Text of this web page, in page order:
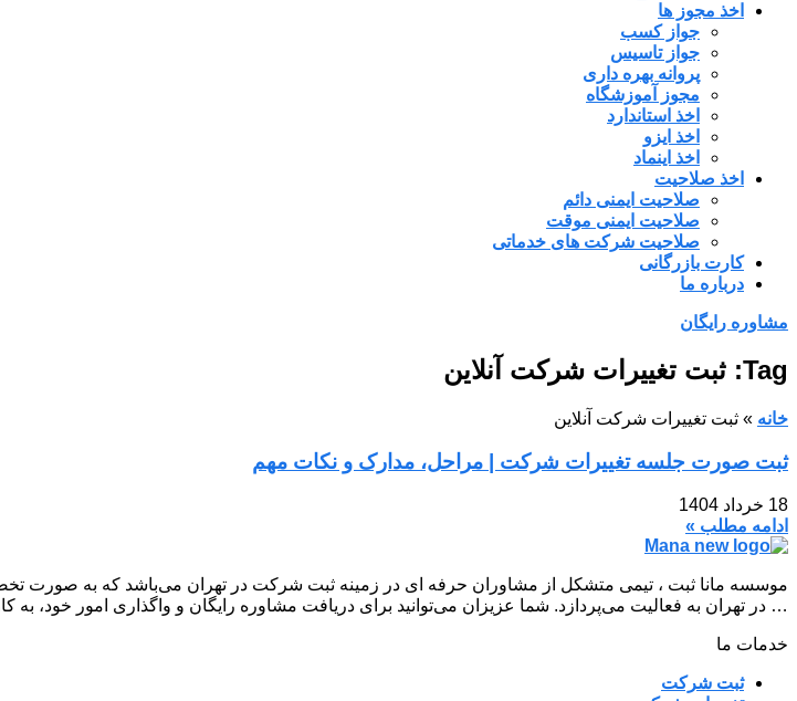
اخذ مجوز ها
جواز کسب
جواز تاسیس
پروانه بهره داری
مجوز آموزشگاه
اخذ استاندارد
اخذ ایزو
اخذ اینماد
اخذ صلاحیت
صلاحیت ایمنی دائم
صلاحیت ایمنی موقت
صلاحیت شرکت های خدماتی
کارت بازرگانی
درباره ما
مشاوره رایگان
Tag: ثبت تغییرات شرکت آنلاین
خانه » ثبت تغییرات شرکت آنلاین
ثبت صورت جلسه تغییرات شرکت | مراحل، مدارک و نکات مهم
18 خرداد 1404
ادامه مطلب »
موسسه مانا ثبت ، تیمی متشکل از مشاوران حرفه ای در زمینه ثبت شرکت در تهران می‌باشد که به صورت
… در تهران به فعالیت می‌پردازد. شما عزیزان می‌توانید برای دریافت مشاوره رایگان و واگذاری امور خود، به
خدمات ما
ثبت شرکت